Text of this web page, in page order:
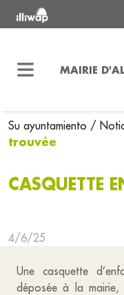
MAIRIE
Su ayuntamiento /
trouvée
CASQUETTE
4/6/25
Une casquette
déposée à la mairie,